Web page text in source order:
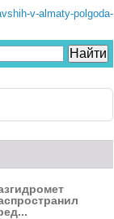
v-almaty-polgoda-